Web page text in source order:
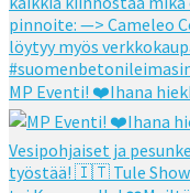
MP Eventi! ❤️Ihana